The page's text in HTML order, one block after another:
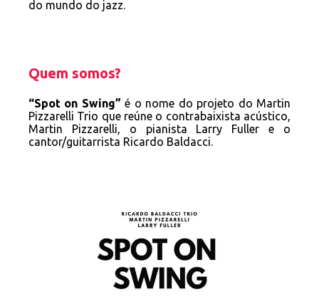
do mundo do jazz.
Quem somos?
“Spot on Swing” é o nome do projeto do Martin
Pizzarelli Trio que reúne o contrabaixista acústico,
Martin Pizzarelli, o pianista Larry Fuller e o
cantor/guitarrista Ricardo Baldacci.